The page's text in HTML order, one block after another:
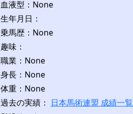
血液型：None
生年月日：
乗馬歴：None
趣味：
職業：None
身長：None
体重：None
過去の実績： 日本馬術連盟 成績一覧